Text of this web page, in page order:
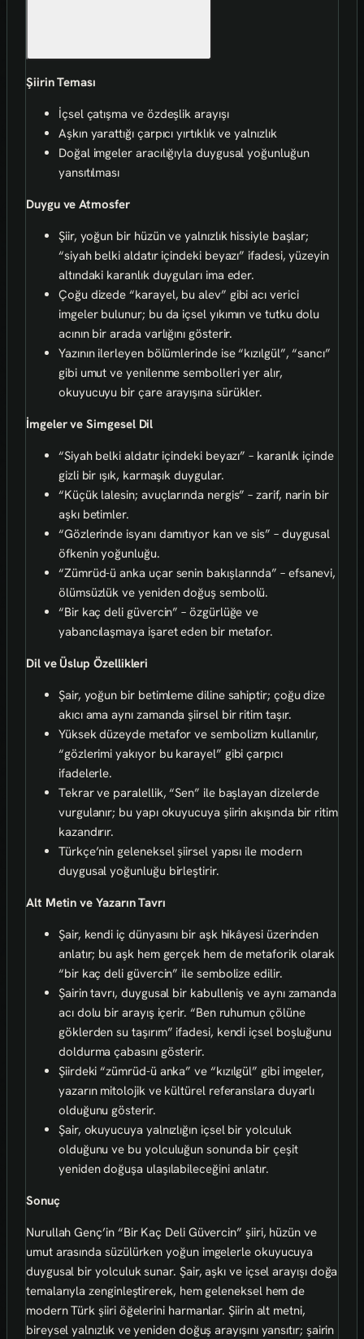
Şiirin Teması
İçsel çatışma ve özdeşlik arayışı
Aşkın yarattığı çarpıcı yırtıklık ve yalnızlık
Doğal imgeler aracılığıyla duygusal yoğunluğun
yansıtılması
Duygu ve Atmosfer
Şiir, yoğun bir hüzün ve yalnızlık hissiyle başlar;
“siyah belki aldatır içindeki beyazı” ifadesi, yüzeyin
altındaki karanlık duyguları ima eder.
Çoğu dizede “karayel, bu alev” gibi acı verici
imgeler bulunur; bu da içsel yıkımın ve tutku dolu
acının bir arada varlığını gösterir.
Yazının ilerleyen bölümlerinde ise “kızılgül”, “sancı”
gibi umut ve yenilenme sembolleri yer alır,
okuyucuyu bir çare arayışına sürükler.
İmgeler ve Simgesel Dil
“Siyah belki aldatır içindeki beyazı” – karanlık içinde
gizli bir ışık, karmaşık duygular.
“Küçük lalesin; avuçlarında nergis” – zarif, narin bir
aşkı betimler.
“Gözlerinde isyanı damıtıyor kan ve sis” – duygusal
öfkenin yoğunluğu.
“Zümrüd-ü anka uçar senin bakışlarında” – efsanevi,
ölümsüzlük ve yeniden doğuş sembolü.
“Bir kaç deli güvercin” – özgürlüğe ve
yabancılaşmaya işaret eden bir metafor.
Dil ve Üslup Özellikleri
Şair, yoğun bir betimleme diline sahiptir; çoğu dize
akıcı ama aynı zamanda şiirsel bir ritim taşır.
Yüksek düzeyde metafor ve sembolizm kullanılır,
“gözlerimi yakıyor bu karayel” gibi çarpıcı
ifadelerle.
Tekrar ve paralellik, “Sen” ile başlayan dizelerde
vurgulanır; bu yapı okuyucuya şiirin akışında bir ritim
kazandırır.
Türkçe’nin geleneksel şiirsel yapısı ile modern
duygusal yoğunluğu birleştirir.
Alt Metin ve Yazarın Tavrı
Şair, kendi iç dünyasını bir aşk hikâyesi üzerinden
anlatır; bu aşk hem gerçek hem de metaforik olarak
“bir kaç deli güvercin” ile sembolize edilir.
Şairin tavrı, duygusal bir kabulleniş ve aynı zamanda
acı dolu bir arayış içerir. “Ben ruhumun çölüne
göklerden su taşırım” ifadesi, kendi içsel boşluğunu
doldurma çabasını gösterir.
Şiirdeki “zümrüd-ü anka” ve “kızılgül” gibi imgeler,
yazarın mitolojik ve kültürel referanslara duyarlı
olduğunu gösterir.
Şair, okuyucuya yalnızlığın içsel bir yolculuk
olduğunu ve bu yolculuğun sonunda bir çeşit
yeniden doğuşa ulaşılabileceğini anlatır.
Sonuç
Nurullah Genç’in “Bir Kaç Deli Güvercin” şiiri, hüzün ve
umut arasında süzülürken yoğun imgelerle okuyucuya
duygusal bir yolculuk sunar. Şair, aşkı ve içsel arayışı doğa
temalarıyla zenginleştirerek, hem geleneksel hem de
modern Türk şiiri öğelerini harmanlar. Şiirin alt metni,
bireysel yalnızlık ve yeniden doğuş arayışını yansıtır; şairin